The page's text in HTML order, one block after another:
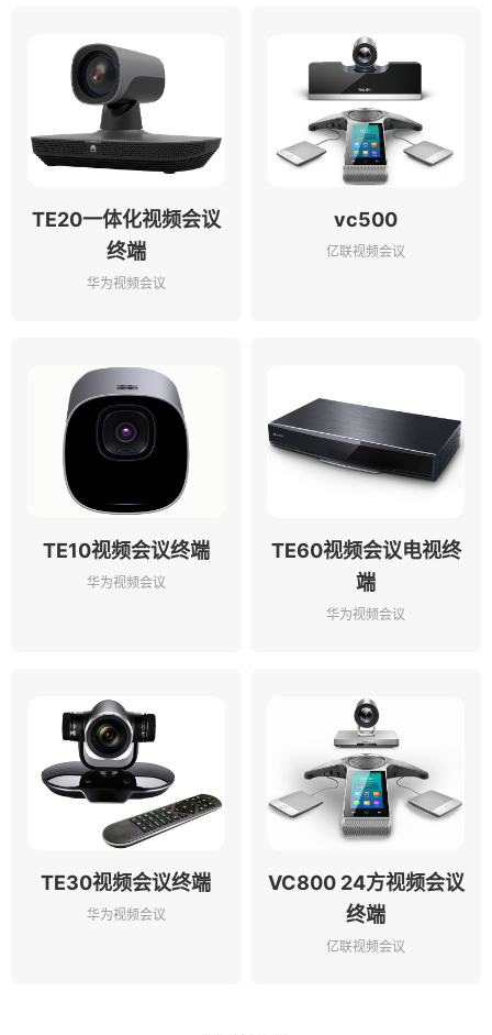
TE20一体化视频会议
终端
华为视频会议
vc500
亿联视频会议
TE10视频会议终端
华为视频会议
TE60视频会议电视终
端
华为视频会议
TE30视频会议终端
华为视频会议
VC800 24方视频会议
终端
亿联视频会议